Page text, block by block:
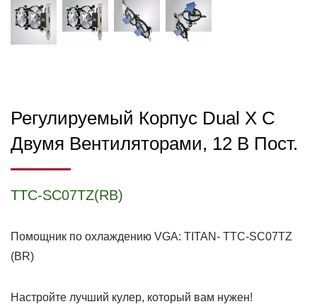
Регулируемый Корпус Dual X С
Двумя Вентиляторами, 12 В Пост.
TTC-SC07TZ(RB)
Помощник по охлаждению VGA: TITAN- TTC-SC07TZ
(BR)
Настройте лучший кулер, который вам нужен!